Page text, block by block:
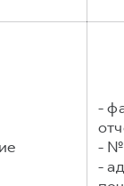
-
- №
-